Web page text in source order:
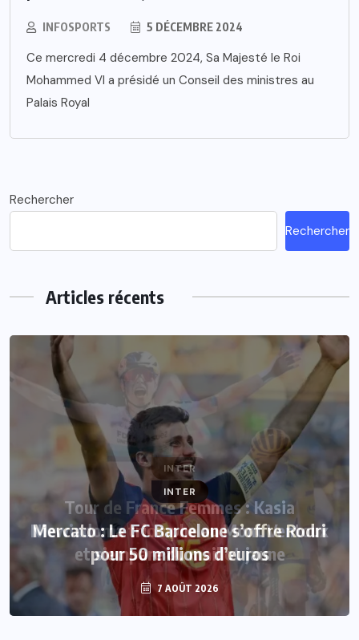
INFOSPORTS 5 DÉCEMBRE 2024
Ce mercredi 4 décembre 2024, Sa Majesté le Roi
Mohammed VI a présidé un Conseil des ministres au
Palais Royal
Rechercher
Rechercher
Articles récents
INTER
Mercato : Le FC Barcelone s’offre Rodri
pour 50 millions d’euros
7 AOÛT 2026